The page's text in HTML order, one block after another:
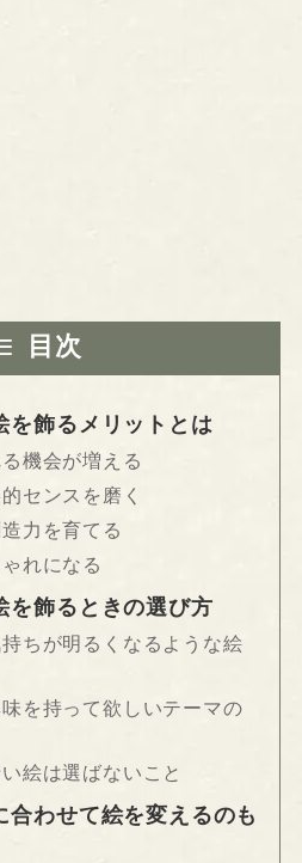
目次
を飾るメリットとは
機会が増える
センスを磨く
力を育てる
れになる
を飾るときの選び方
ちが明るくなるような絵
を持って欲しいテーマの
絵は選ばないこと
合わせて絵を変えるのも